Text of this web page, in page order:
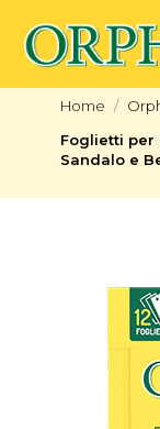
Home
Foglietti
Sandalo e